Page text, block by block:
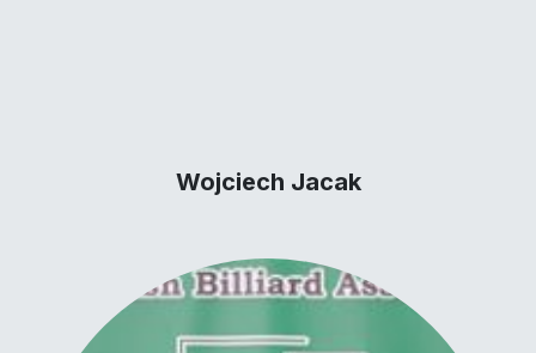
Wojciech Jacak